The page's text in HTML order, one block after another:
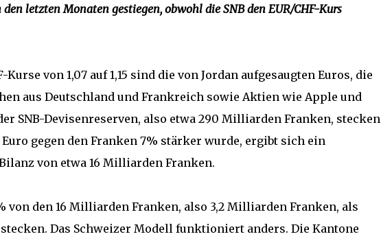
letzten Monaten gestiegen, obwohl die SNB den EUR/CHF-Kurs
von 1,07 auf 1,15 sind die von Jordan aufgesaugten Euros, die
aus Deutschland und Frankreich sowie Aktien wie Apple und
SNB-Devisenreserven, also etwa 290 Milliarden Franken, stecken
gegen den Franken 7% stärker wurde, ergibt sich ein
von etwa 16 Milliarden Franken.
von den 16 Milliarden Franken, also 3,2 Milliarden Franken, als
Das Schweizer Modell funktioniert anders. Die Kantone